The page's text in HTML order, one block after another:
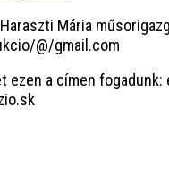
Mária
@/gmail.com
ezen a címen fogadunk: